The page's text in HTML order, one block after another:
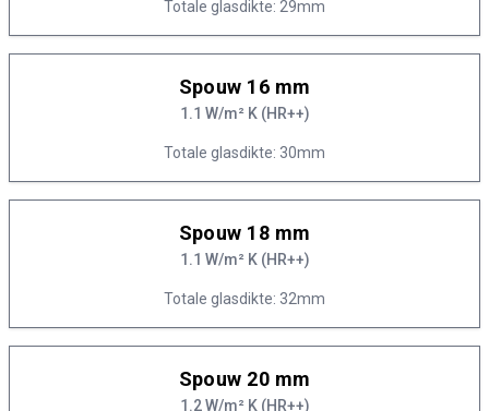
Totale glasdikte: 29mm
Spouw 16 mm
1.1 W/m² K (HR++)
Totale glasdikte: 30mm
Spouw 18 mm
1.1 W/m² K (HR++)
Totale glasdikte: 32mm
Spouw 20 mm
1.2 W/m² K (HR++)